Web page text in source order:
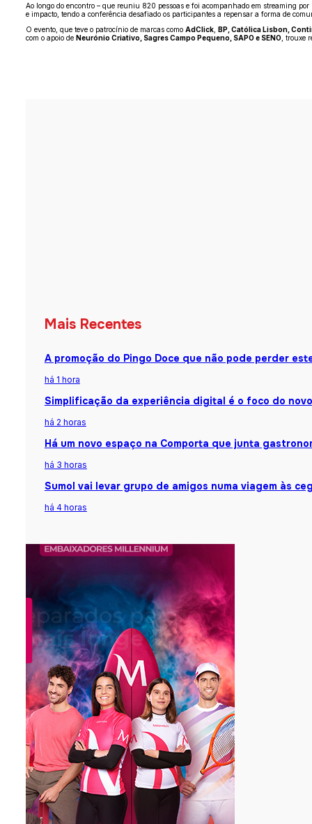
Ao longo do encontro – que reuniu 820 pessoas e foi acompanhado em streaming
e impacto, tendo a conferência desafiado os participantes a repensar a forma de
O evento, que teve o patrocínio de marcas como AdClick, BP, Católica Lisbon,
com o apoio de Neurónio Criativo, Sagres Campo Pequeno, SAPO e SENO, trouxe
Mais Recentes
A promoção do Pingo Doce que não pode perder
há 1 hora
Simplificação da experiência digital é o foco do
há 2 horas
Há um novo espaço na Comporta que junta
há 3 horas
Sumol vai levar grupo de amigos numa viagem às
há 4 horas